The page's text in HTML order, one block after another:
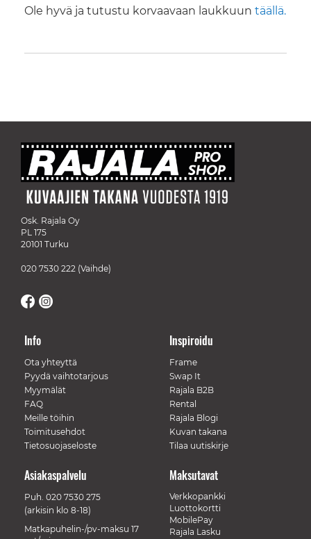
Ole hyvä ja tutustu korvaavaan laukkuun täällä.
Osk. Rajala Oy
PL 175
20101 Turku
020 7530 222 (Vaihde)
Info
Ota yhteyttä
Pyydä vaihtotarjous
Myymälät
FAQ
Meille töihin
Toimitusehdot
Tietosuojaseloste
Inspiroidu
Frame
Swap It
Rajala B2B
Rental
Rajala Blogi
Kuvan takana
Tilaa uutiskirje
Maksutavat
Verkkopankki
Luottokortti
MobilePay
Rajala Lasku
Asiakaspalvelu
Puh. 020 7530 275
(arkisin klo 8-18)
Matkapuhelin-/pv-maksu 17